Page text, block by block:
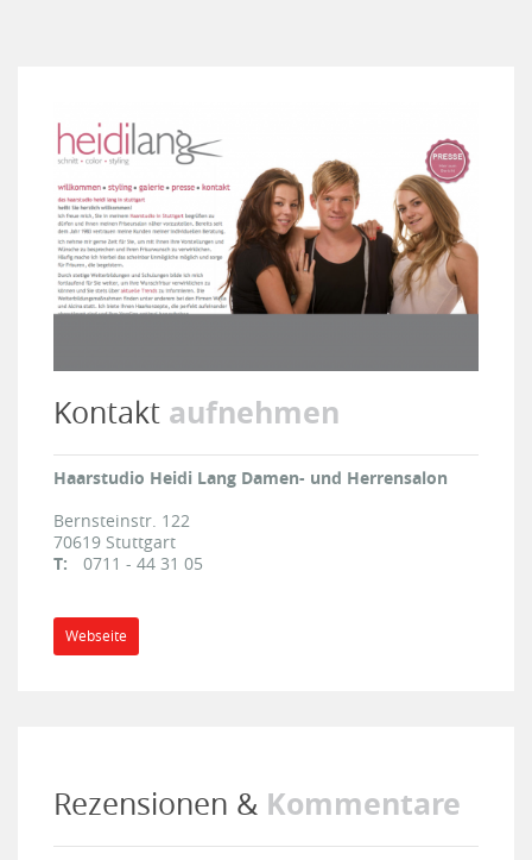
Kontakt aufnehmen
Haarstudio Heidi Lang Damen- und Herrensalon
Bernsteinstr. 122
70619 Stuttgart
T:
0711 - 44 31 05
Webseite
Rezensionen & Kommentare